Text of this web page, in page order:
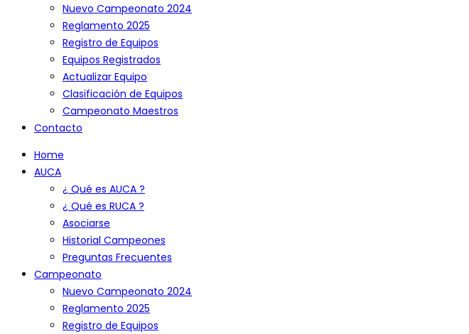
Nuevo Campeonato 2024
Reglamento 2025
Registro de Equipos
Equipos Registrados
Actualizar Equipo
Clasificación de Equipos
Campeonato Maestros
Contacto
Home
AUCA
¿ Qué es AUCA ?
¿ Qué es RUCA ?
Asociarse
Historial Campeones
Preguntas Frecuentes
Campeonato
Nuevo Campeonato 2024
Reglamento 2025
Registro de Equipos